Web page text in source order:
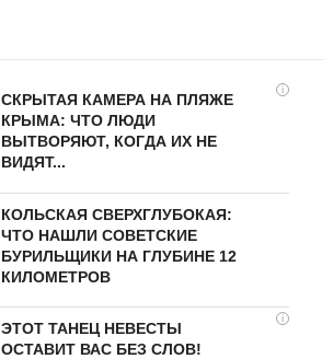
i
СКРЫТАЯ КАМЕРА НА ПЛЯЖЕ
КРЫМА: ЧТО ЛЮДИ
ВЫТВОРЯЮТ, КОГДА ИХ НЕ
ВИДЯТ...
КОЛЬСКАЯ СВЕРХГЛУБОКАЯ:
ЧТО НАШЛИ СОВЕТСКИЕ
БУРИЛЬЩИКИ НА ГЛУБИНЕ 12
КИЛОМЕТРОВ
i
ЭТОТ ТАНЕЦ НЕВЕСТЫ
ОСТАВИТ ВАС БЕЗ СЛОВ!